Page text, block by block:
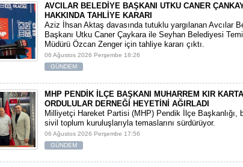
AVCILAR BELEDİYE BAŞKANI UTKU CANER
HAKKINDA TAHLİYE KARARI
​Aziz İhsan Aktaş davasında tutuklu yargılanan Avcılar
Başkanı Utku Caner Çaykara ile Seyhan Belediyesi
Müdürü Özcan Zenger için tahliye kararı çıktı.
06 Ağustos 2026 Perşembe 18:26
GÜNDEM
MHP PENDİK İLÇE BAŞKANI MUHARREM KIR
ORDULULAR DERNEĞİ HEYETİNİ AĞIRLADI
​Milliyetçi Hareket Partisi (MHP) Pendik İlçe Başkanlığı,
sivil toplum kuruluşlarıyla temaslarını sürdürüyor.
06 Ağustos 2026 Perşembe 17:56
GÜNDEM